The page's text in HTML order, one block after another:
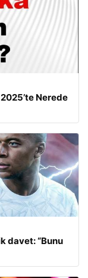
Nerede
davet: “Bunu